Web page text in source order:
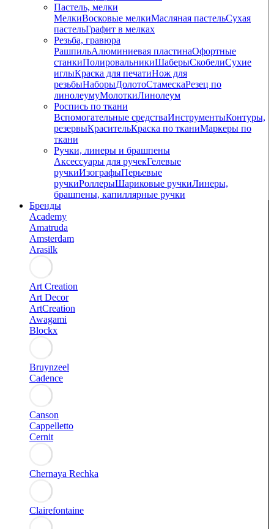
Пастель, мелки
МелкиВосковые мелкиМасляная пастельСухая
пастельГрафит в мелках
Резьба, гравюра
РашпильАлюминиевая пластинаОфортные
станкиПолировальникиШаберыСкобелиСухие
иглыКраска для печатиНож для
резьбыНаборыДолотоСтамескаРезец по
линолеумуМолоткиЛинолеум
Роспись по ткани
Вспомогательные средстваИнструментыКонтуры,
резервыКрасительКраска по тканиМаркеры по
ткани
Ручки, линеры и брашпены
Аксессуары для ручекГелевые
ручкиИзографыПерьевые
ручкиРоллерыШариковые ручкиЛинеры,
брашпены, капиллярные ручки
Бренды
Academy
Amatruda
Amsterdam
Arasilk
Art Creation
Art Decor
ArtCreation
Awagami
Blockx
Bruynzeel
Cadence
Canson
Cappelletto
Cernit
Chernaya Rechka
Clairefontaine